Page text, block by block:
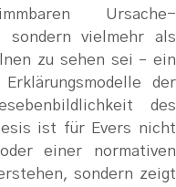
Ursache-
sondern vielmehr als
zu sehen sei – ein
der
des
ist für Evers nicht
einer normativen
sondern zeigt